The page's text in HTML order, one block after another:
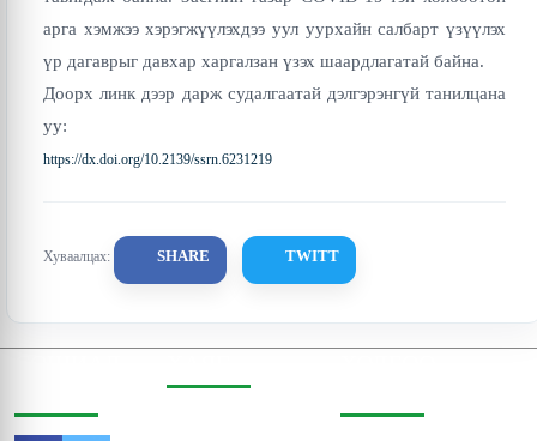
арга хэмжээ хэрэгжүүлэхдээ уул уурхайн салбарт үзүүлэх
үр дагаврыг давхар харгалзан үзэх шаардлагатай байна.
Доорх линк дээр дарж судалгаатай дэлгэрэнгүй танилцана
уу:
https://dx.doi.org/10.2139/ssrn.6231219
Хуваалцах: SHARE TWITT